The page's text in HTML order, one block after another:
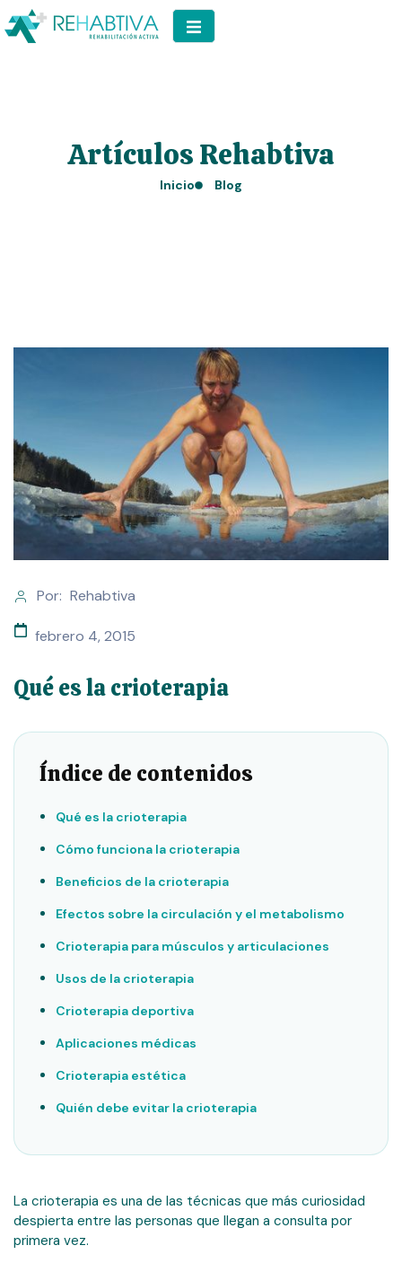
Artículos Rehabtiva
Inicio Blog
Por: Rehabtiva
febrero 4, 2015
Qué es la crioterapia
Índice de contenidos
Qué es la crioterapia
Cómo funciona la crioterapia
Beneficios de la crioterapia
Efectos sobre la circulación y el metabolismo
Crioterapia para músculos y articulaciones
Usos de la crioterapia
Crioterapia deportiva
Aplicaciones médicas
Crioterapia estética
Quién debe evitar la crioterapia
La crioterapia es una de las técnicas que más curiosidad
despierta entre las personas que llegan a consulta por
primera vez.